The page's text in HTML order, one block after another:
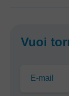
Vuoi
E-mail